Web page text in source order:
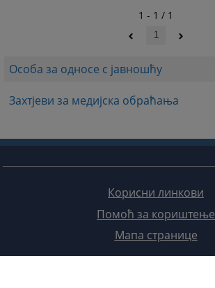
Особа за односе с јавношћу
Захтјеви за медијска обраћања
1 - 1 / 1
1
Корисни линкови
Помоћ за кориштење
Мапа странице